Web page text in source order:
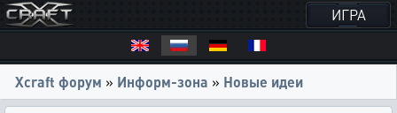
ИГРА
Xcraft форум » Информ-зона » Новые идеи